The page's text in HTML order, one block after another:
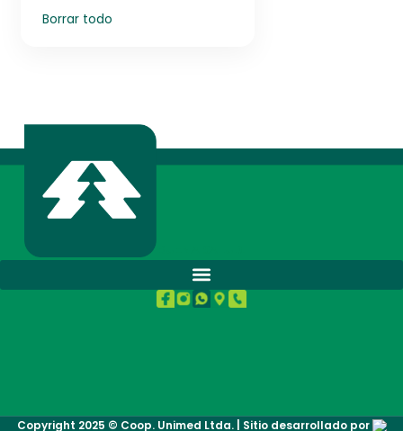
Borrar todo
Copyright 2025 © Coop. Unimed Ltda. | Sitio desarrollado por